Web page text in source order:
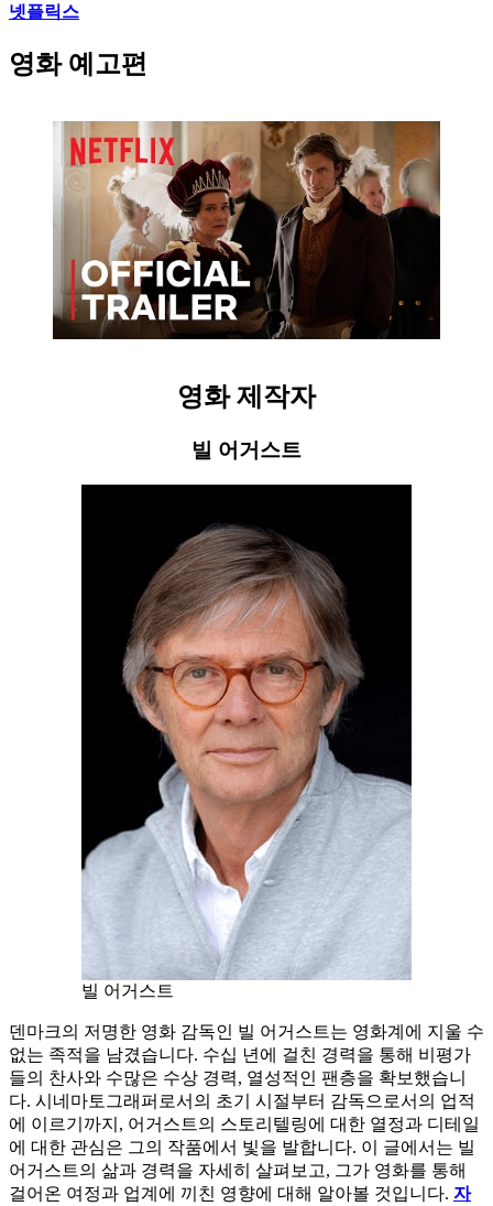
넷플릭스
영화 예고편
영화 제작자
빌 어거스트
빌 어거스트
덴마크의 저명한 영화 감독인 빌 어거스트는 영화계에 지울 수
없는 족적을 남겼습니다. 수십 년에 걸친 경력을 통해 비평가
들의 찬사와 수많은 수상 경력, 열성적인 팬층을 확보했습니
다. 시네마토그래퍼로서의 초기 시절부터 감독으로서의 업적
에 이르기까지, 어거스트의 스토리텔링에 대한 열정과 디테일
에 대한 관심은 그의 작품에서 빛을 발합니다. 이 글에서는 빌
어거스트의 삶과 경력을 자세히 살펴보고, 그가 영화를 통해
걸어온 여정과 업계에 끼친 영향에 대해 알아볼 것입니다. 자